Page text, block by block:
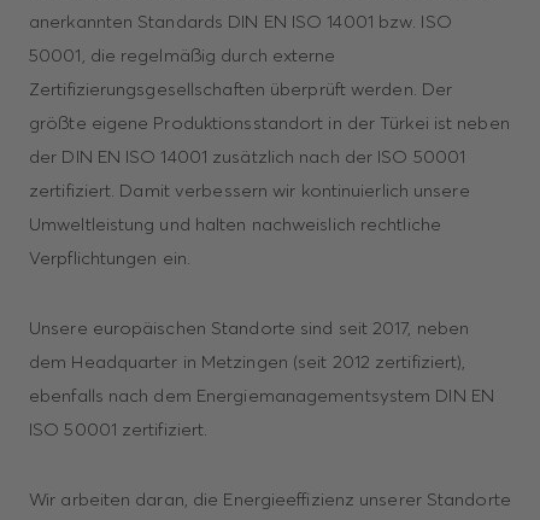
anerkannten Standards DIN EN ISO 14001 bzw. ISO
50001, die regelmäßig durch externe
Zertifizierungsgesellschaften überprüft werden. Der
größte eigene Produktionsstandort in der Türkei ist neben
der DIN EN ISO 14001 zusätzlich nach der ISO 50001
zertifiziert. Damit verbessern wir kontinuierlich unsere
Umweltleistung und halten nachweislich rechtliche
Verpflichtungen ein.
Unsere europäischen Standorte sind seit 2017, neben
dem Headquarter in Metzingen (seit 2012 zertifiziert),
ebenfalls nach dem Energiemanagementsystem DIN EN
ISO 50001 zertifiziert.
Wir arbeiten daran, die Energieeffizienz unserer Standorte